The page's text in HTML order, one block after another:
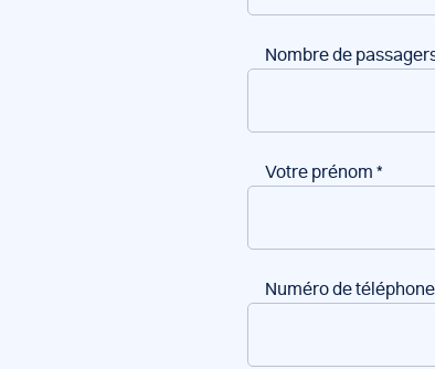
Nombre de
Votre prénom *
Numéro de téléphone